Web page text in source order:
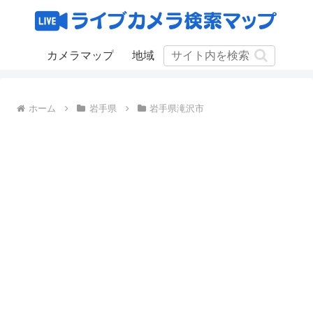
カメラマップ 地域
ホーム 岩手県 岩手県滝沢市